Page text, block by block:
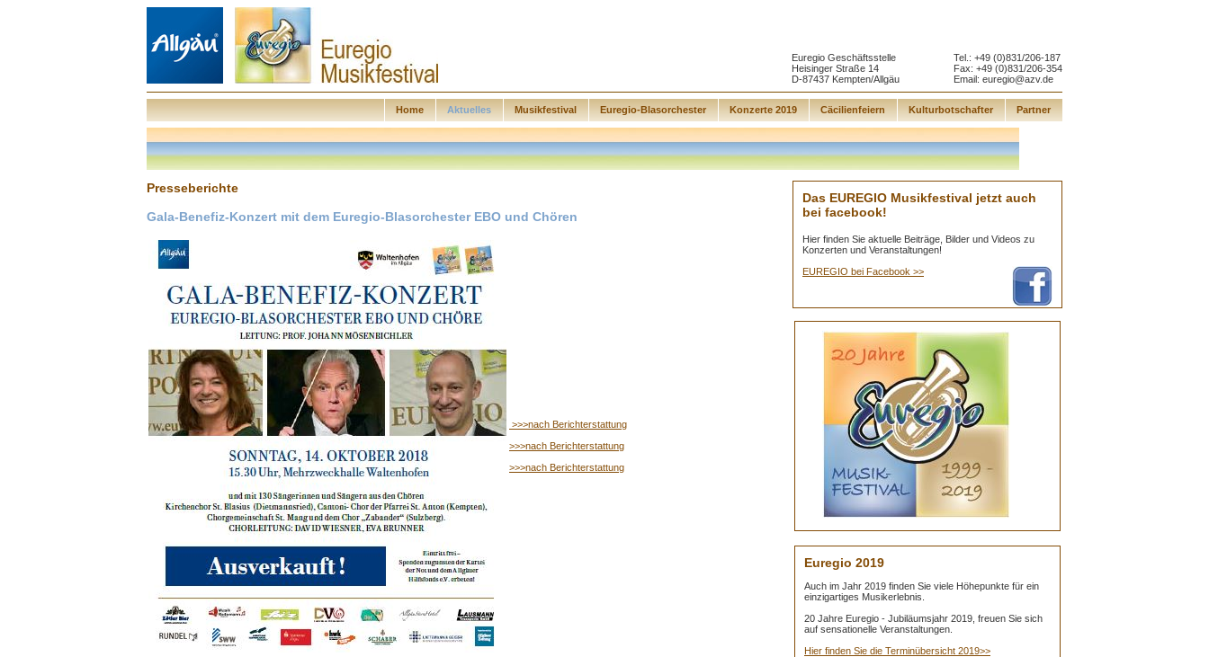
Euregio Geschäftsstelle
Heisinger Straße 14
D-87437 Kempten/Allgäu
Tel.: +49 (0)831/206-187
Fax: +49 (0)831/206-354
Email: euregio@azv.de
Partner
Kulturbotschafter
Cäcilienfeiern
Konzerte 2019
Euregio-Blasorchester
Musikfestival
Aktuelles
Home
Presseberichte
Gala-Benefiz-Konzert mit dem Euregio-Blasorchester EBO und Chören
>>>nach Berichterstattung
>>>nach Berichterstattung
>>>nach Berichterstattung
Das EUREGIO Musikfestival jetzt auch
bei facebook!
Hier finden Sie aktuelle Beiträge, Bilder und Videos zu
Konzerten und Veranstaltungen!
EUREGIO bei Facebook >>
Euregio 2019
Auch im Jahr 2019 finden Sie viele Höhepunkte für ein
einzigartiges Musikerlebnis.
20 Jahre Euregio - Jubiläumsjahr 2019, freuen Sie sich
auf sensationelle Veranstaltungen.
Hier finden Sie die Terminübersicht 2019>>